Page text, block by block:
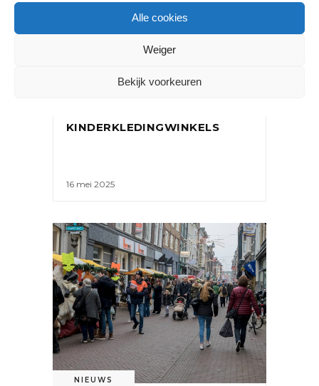
Alle cookies
Weiger
Bekijk voorkeuren
DETAILHANDEL GROEIT LICHT
KINDERKLEDINGWINKELS
16 mei 2025
NIEUWS